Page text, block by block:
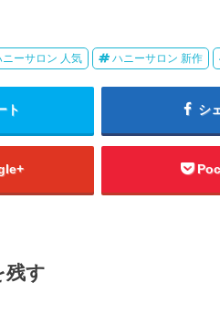
ニーサロン 人気 ハニーサロン 新作
ト シ
残す